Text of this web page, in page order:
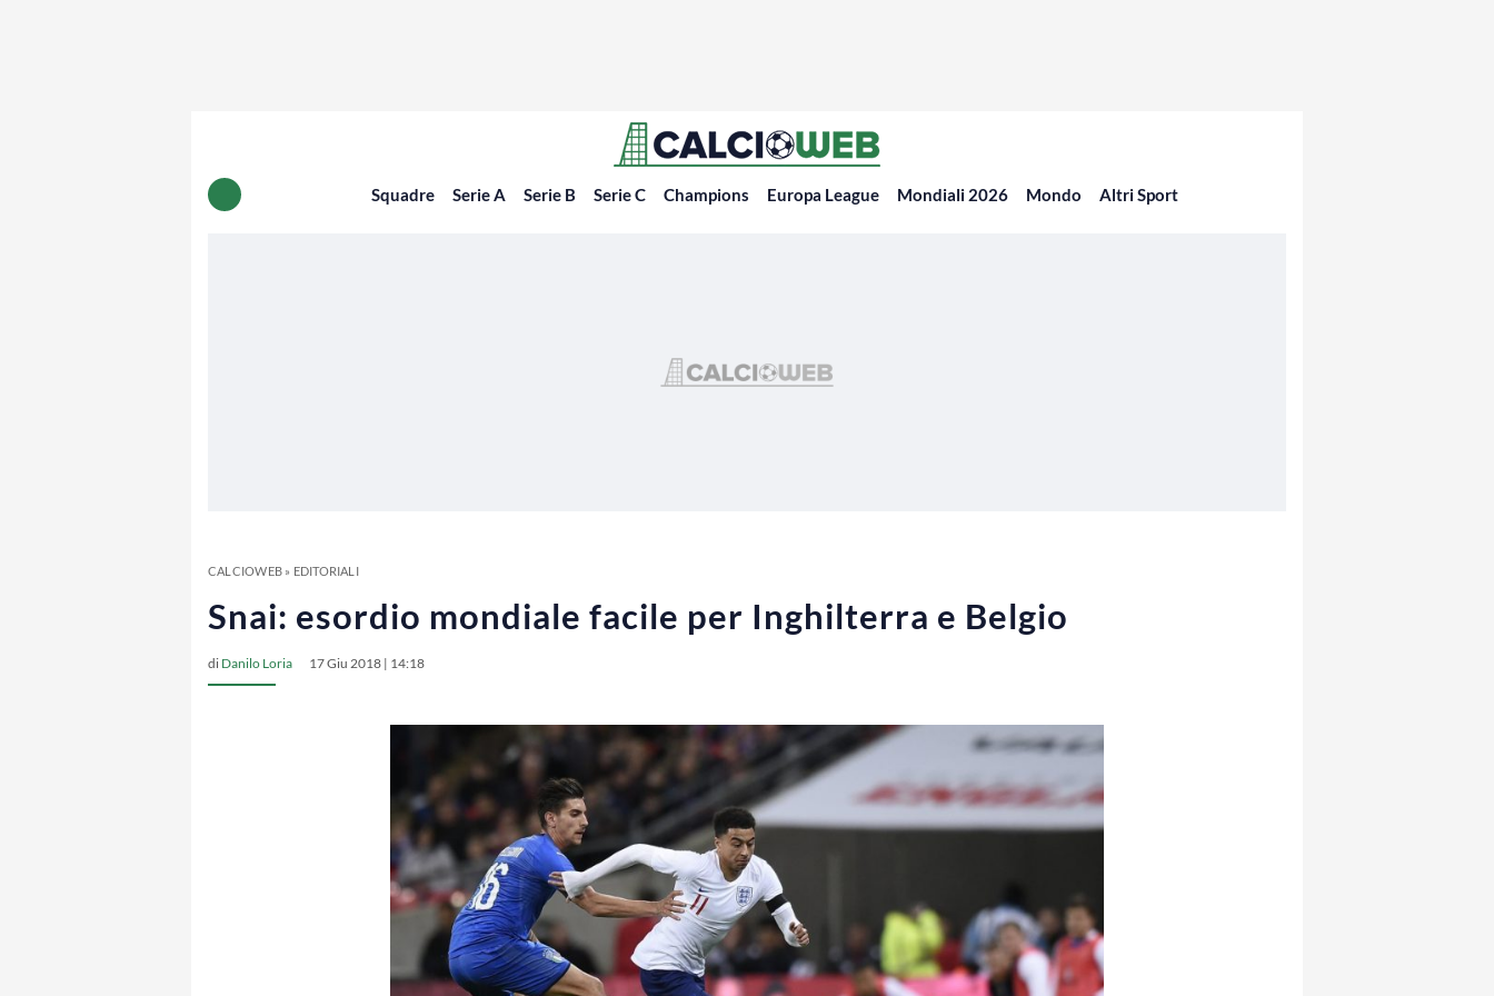
Squadre Serie A Serie B Serie C Champions Europa League Mondiali 2026 Mondo Altri Sport
CALCIOWEB» EDITORIALI
Snai: esordio mondiale facile per Inghilterra e Belgio
di Danilo Loria 17 Giu 2018 | 14:18